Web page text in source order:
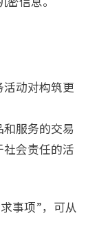
动对构筑更
服务的交易
会责任的活
事项”，可从